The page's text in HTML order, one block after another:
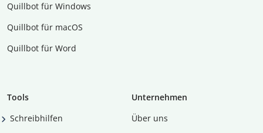
Quillbot für Windows
Quillbot für macOS
Quillbot für Word
Tools
Schreibhilfen
Unternehmen
Über uns